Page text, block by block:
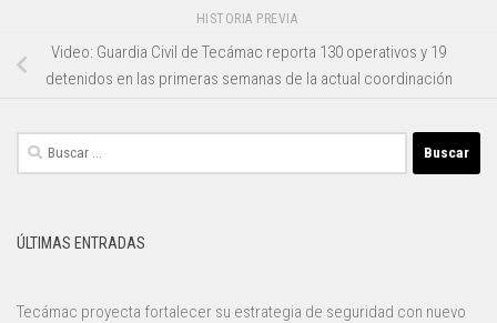
HISTORIA PREVIA
Video: Guardia Civil de Tecámac reporta 130 operativos y 19
detenidos en las primeras semanas de la actual coordinación
Buscar:
ÚLTIMAS ENTRADAS
Tecámac proyecta fortalecer su estrategia de seguridad con nuevo